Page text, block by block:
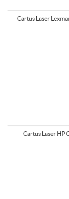
Cartus Laser
Cartus Laser HP